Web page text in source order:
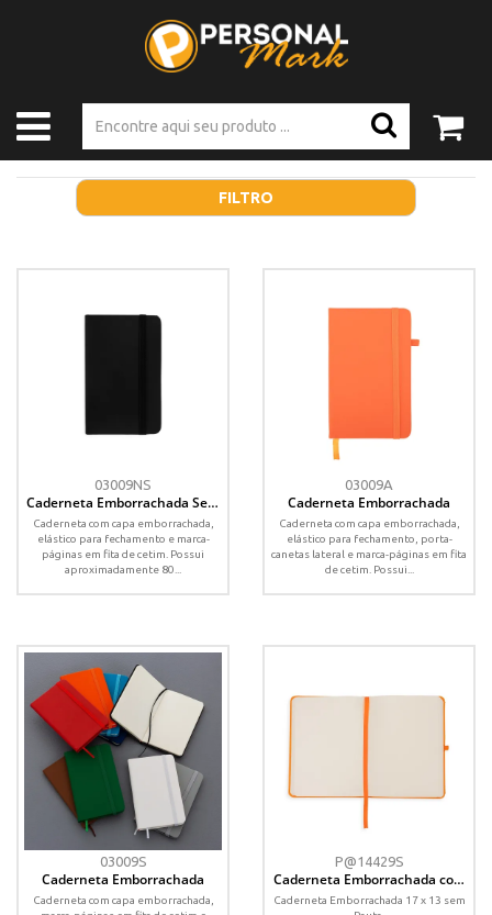
FILTRO
03009NS
Caderneta Emborrachada Sem
Caderneta com capa emborrachada,
elástico para fechamento e marca-
páginas em fita de cetim. Possui
aproximadamente 80...
03009A
Caderneta Emborrachada
Caderneta com capa emborrachada,
elástico para fechamento, porta-
canetas lateral e marca-páginas em fita
de cetim. Possui...
03009S
Caderneta Emborrachada
Caderneta com capa emborrachada,
P@14429S
Caderneta Emborrachada com
Porta Caneta
Caderneta Emborrachada 17 x 13 sem